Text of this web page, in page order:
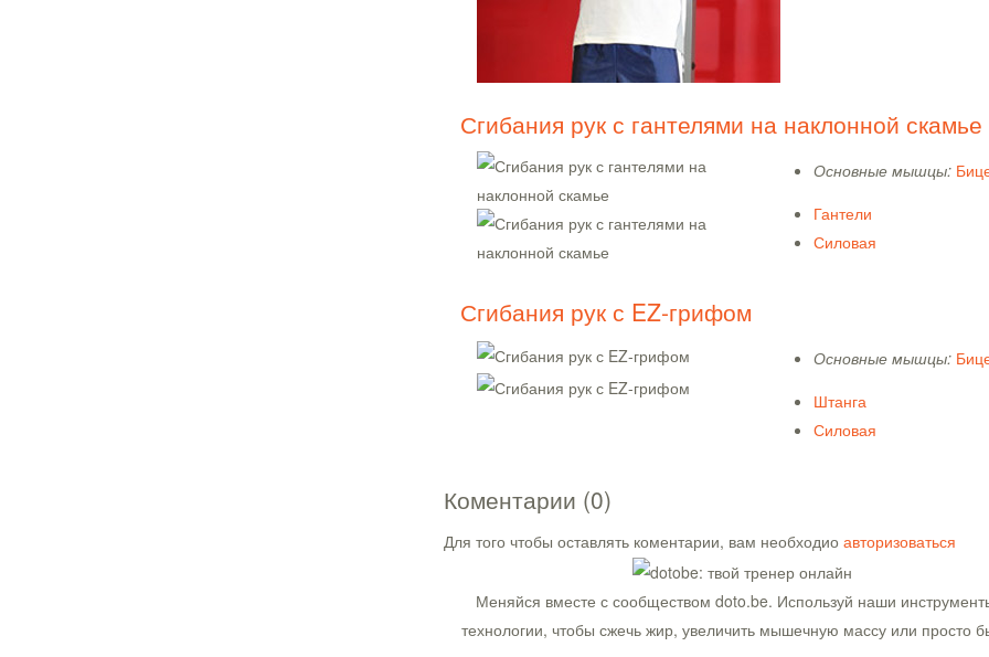
Сгибания рук с гантелями на наклонной скамье
Основные мышцы:
Гантели
Силовая
Сгибания рук с EZ-грифом
Основные мышцы:
Штанга
Силовая
Коментарии (0)
Для того чтобы оставлять коментарии, вам необходио авторизоваться
Меняйся вместе с сообществом doto.be. Используй наши
технологии, чтобы сжечь жир, увеличить мышечную массу или просто